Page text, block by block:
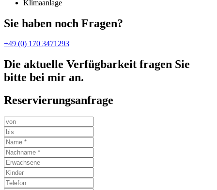
Klimaanlage
Sie haben noch Fragen?
+49 (0) 170 3471293
Die aktuelle Verfügbarkeit fragen Sie
bitte bei mir an.
Reservierungsanfrage